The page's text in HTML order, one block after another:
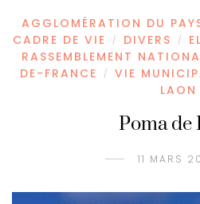
AGGLOMÉRATION DU
CADRE DE VIE / DIVERS /
RASSEMBLEMENT
DE-FRANCE
/
VIE
LAON
Poma de
11 MARS